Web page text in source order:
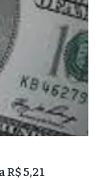
5,21